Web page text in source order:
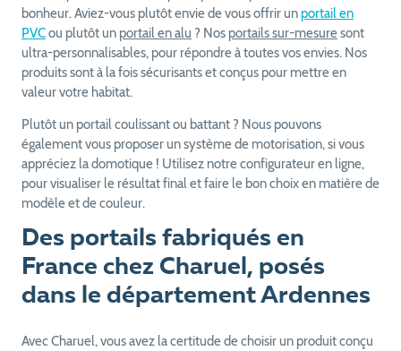
bonheur. Aviez-vous plutôt envie de vous offrir un portail en
PVCou plutôt un portail en alu ? Nos portails sur-mesuresont
ultra-personnalisables, pour répondre à toutes vos envies. Nos
produits sont à la fois sécurisants et conçus pour mettre en
valeur votre habitat.
Plutôt un portail coulissant ou battant ? Nous pouvons
également vous proposer un système de motorisation, si vous
appréciez la domotique ! Utilisez notre configurateur en ligne,
pour visualiser le résultat final et faire le bon choix en matière de
modèle et de couleur.
Des portails fabriqués en
France chez Charuel, posés
dans le département Ardennes
Avec Charuel, vous avez la certitude de choisir un produit conçu